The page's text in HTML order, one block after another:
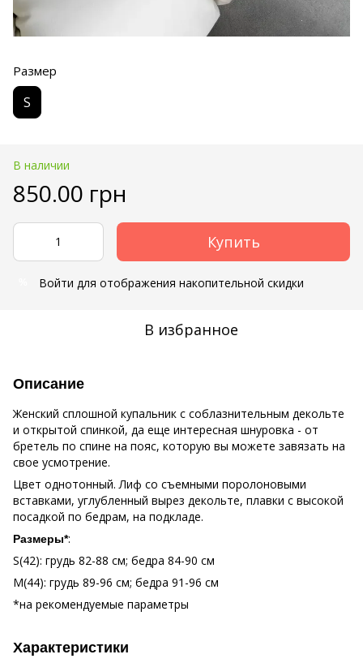
Размер
S
В наличии
850.00 грн
Купить
Войти для отображения накопительной скидки
В избранное
Описание
Женский сплошной купальник с соблазнительным декольте
и открытой спинкой, да еще интересная шнуровка - от
бретель по спине на пояс, которую вы можете завязать на
свое усмотрение.
Цвет однотонный. Лиф со съемными поролоновыми
вставками, углубленный вырез декольте, плавки с высокой
посадкой по бедрам, на подкладе.
Размеры*:
S(42): грудь 82-88 см; бедра 84-90 см
М(44): грудь 89-96 см; бедра 91-96 см
*на рекомендуемые параметры
Характеристики